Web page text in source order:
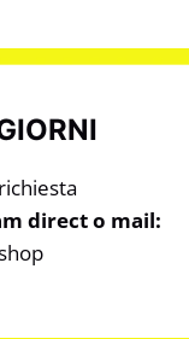
direct o mail: